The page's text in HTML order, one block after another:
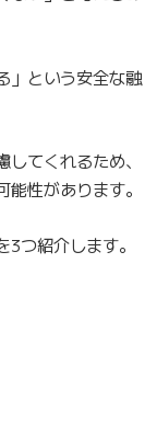
」という安全な融
てくれるため、
性があります。
つ紹介します。